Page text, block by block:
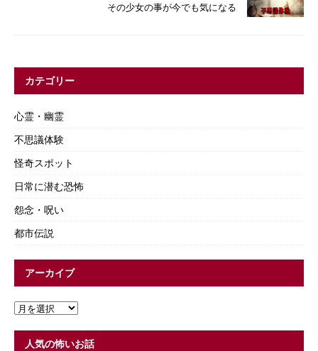
その少女の事が今でも気になる
カテゴリー
心霊・幽霊
不思議体験
怪奇スポット
日常に潜む恐怖
怨念・呪い
都市伝説
アーカイブ
人気の怖いお話